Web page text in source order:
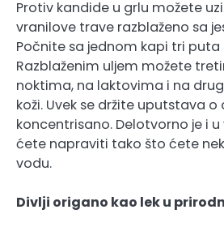
Protiv kandide u grlu možete
vranilove trave razblaženo sa
Počnite sa jednom kapi tri puta
Razblaženim uljem možete
noktima, na laktovima i na
koži. Uvek se držite uputstava o
koncentrisano. Delotvorno je i u
ćete napraviti tako što ćete
vodu.
Divlji origano kao lek u